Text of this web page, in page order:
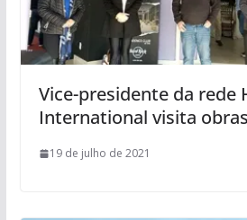
Vice-presidente da rede
International visita
19 de julho de 2021